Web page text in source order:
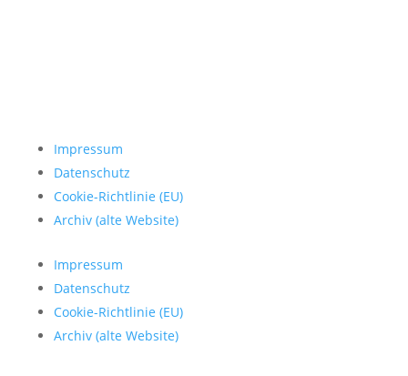
Impressum
Datenschutz
Cookie-Richtlinie (EU)
Archiv (alte Website)
Impressum
Datenschutz
Cookie-Richtlinie (EU)
Archiv (alte Website)